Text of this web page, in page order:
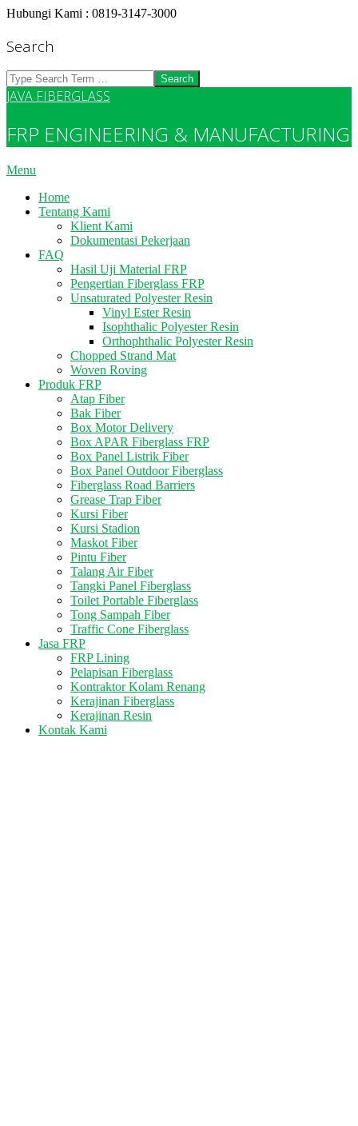
Skip
content
Hubungi Kami : 0819-3147-3000
Search
Search
JAVA FIBERGLASS
FRP ENGINEERING & MANUFACTURING
Primary
Menu
Menu
Home
Tentang Kami
Klient Kami
Dokumentasi Pekerjaan
FAQ
Hasil Uji Material FRP
Pengertian Fiberglass FRP
Unsaturated Polyester Resin
Vinyl Ester Resin
Isophthalic Polyester Resin
Orthophthalic Polyester Resin
Chopped Strand Mat
Woven Roving
Produk FRP
Atap Fiber
Bak Fiber
Box Motor Delivery
Box APAR Fiberglass FRP
Box Panel Listrik Fiber
Box Panel Outdoor Fiberglass
Fiberglass Road Barriers
Grease Trap Fiber
Kursi Fiber
Kursi Stadion
Maskot Fiber
Pintu Fiber
Talang Air Fiber
Tangki Panel Fiberglass
Toilet Portable Fiberglass
Tong Sampah Fiber
Traffic Cone Fiberglass
Jasa FRP
FRP Lining
Pelapisan Fiberglass
Kontraktor Kolam Renang
Kerajinan Fiberglass
Kerajinan Resin
Kontak Kami